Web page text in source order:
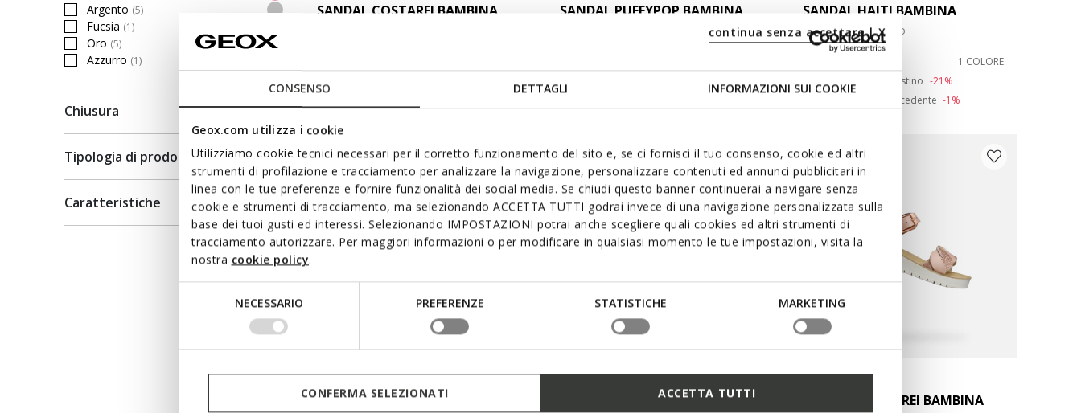
CONSENSO DETTAGLI INFORMAZIONI SUI COOKIE
Geox.com utilizza i cookie
Utilizziamo cookie tecnici necessari per il corretto funzionamento del sito e, se ci fornisci il tuo consenso, cookie ed altri
strumenti di profilazione e tracciamento per analizzare la navigazione, personalizzare contenuti ed annunci pubblicitari in
linea con le tue preferenze e fornire funzionalità dei social media. Se chiudi questo banner continuerai a navigare senza
cookie e strumenti di tracciamento, ma selezionando ACCETTA TUTTI godrai invece di una navigazione personalizzata sulla
base dei tuoi gusti ed interessi. Selezionando IMPOSTAZIONI potrai anche scegliere quali cookies ed altri strumenti di
tracciamento autorizzare. Per maggiori informazioni o per modificare in qualsiasi momento le tue impostazioni, visita la
nostra cookie policy.
NECESSARIO PREFERENZE STATISTICHE MARKETING
continua senza accettare | X
CONFERMA SELEZIONATI ACCETTA TUTTI
Argento (5)
Filtra per Colore: Argento
Fucsia (1)
Filtra per Colore: Fucsia
Oro (5)
Filtra per Colore: Oro
Azzurro (1)
Filtra per Colore: Azzurro
Chiusura
Tipologia di prodotto
Caratteristiche
SANDAL COSTAREI BAMBINA SANDAL PUFFYPOP BAMBINA SANDAL HAITI BAMBINA
Sandali con strappo
1 COLORE
Price reduced from
Prezzo di listino -21%
Prezzo precedente -1%
ADRIEL BAMBINA
ONLINE EXCLUSIVE
S. FUSBETTO PRO JUNIOR
ONLINE EXCLUSIVE
SANDAL COSTAREI BAMBINA